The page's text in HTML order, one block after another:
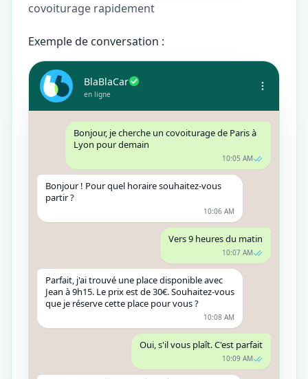
covoiturage rapidement
Exemple de conversation :
BlaBlaCar
en ligne
Bonjour, je cherche un covoiturage de Paris à
Lyon pour demain
10:05 AM
Bonjour ! Pour quel horaire souhaitez-vous
partir ?
10:06 AM
Vers 9 heures du matin
10:07 AM
Parfait, j'ai trouvé une place disponible avec
Jean à 9h15. Le prix est de 30€. Souhaitez-vous
que je réserve cette place pour vous ?
10:08 AM
Oui, s'il vous plaît. C'est parfait
10:09 AM